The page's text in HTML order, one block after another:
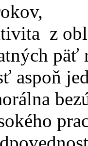
z
aspoň